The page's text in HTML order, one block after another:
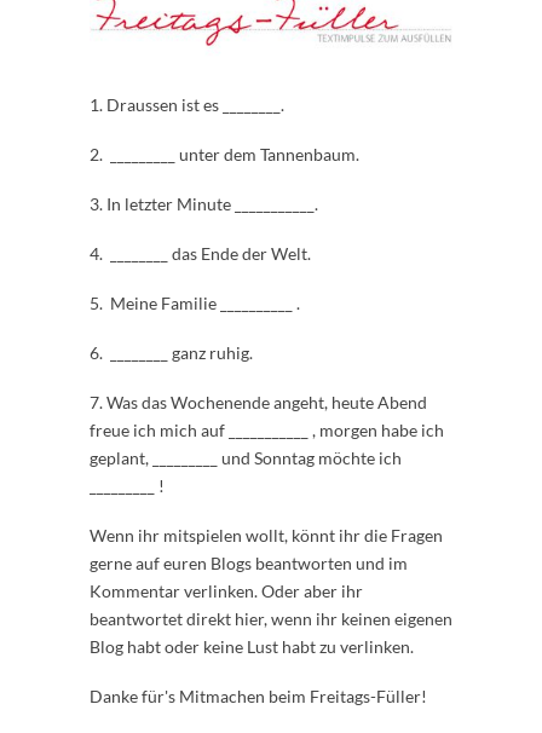
1. Draussen ist es ________.
2. _________ unter dem Tannenbaum.
3. In letzter Minute ___________.
4. ________ das Ende der Welt.
5. Meine Familie __________ .
6. ________ ganz ruhig.
7. Was das Wochenende angeht, heute Abend
freue ich mich auf ___________ , morgen habe ich
geplant, _________ und Sonntag möchte ich
_________ !
Wenn ihr mitspielen wollt, könnt ihr die Fragen
gerne auf euren Blogs beantworten und im
Kommentar verlinken. Oder aber ihr
beantwortet direkt hier, wenn ihr keinen eigenen
Blog habt oder keine Lust habt zu verlinken.
Danke für's Mitmachen beim Freitags-Füller!